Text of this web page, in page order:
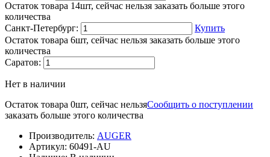
Остаток товара 14шт, сейчас нельзя заказать больше этого
количества
Санкт-Петербург:
Купить
Остаток товара 6шт, сейчас нельзя заказать больше этого
количества
Саратов:
Нет в наличии
Сообщить о поступлении
Остаток товара 0шт, сейчас нельзя
заказать больше этого количества
Производитель: AUGER
Артикул: 60491-AU